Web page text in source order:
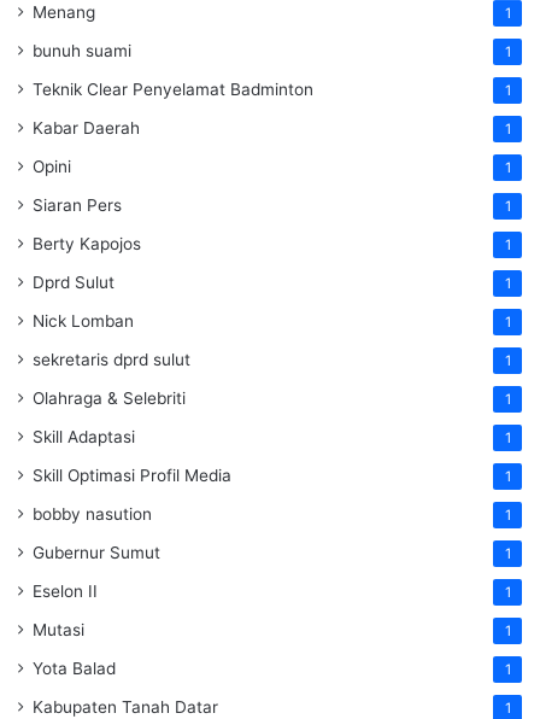
Menang 1
bunuh suami 1
Teknik Clear Penyelamat Badminton 1
Kabar Daerah 1
Opini 1
Siaran Pers 1
Berty Kapojos 1
Dprd Sulut 1
Nick Lomban 1
sekretaris dprd sulut 1
Olahraga & Selebriti 1
Skill Adaptasi 1
Skill Optimasi Profil Media 1
bobby nasution 1
Gubernur Sumut 1
Eselon II 1
Mutasi 1
Yota Balad 1
Kabupaten Tanah Datar 1